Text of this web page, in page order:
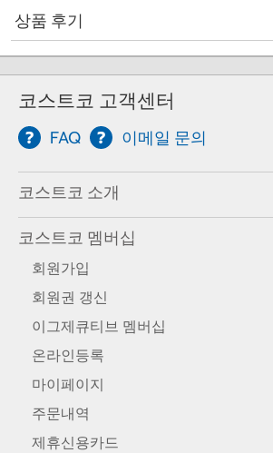
상품 후기
코스트코 고객센터
FAQ 이메일 문의
코스트코 소개
코스트코 멤버십
회원가입
회원권 갱신
이그제큐티브 멤버십
온라인등록
마이페이지
주문내역
제휴신용카드